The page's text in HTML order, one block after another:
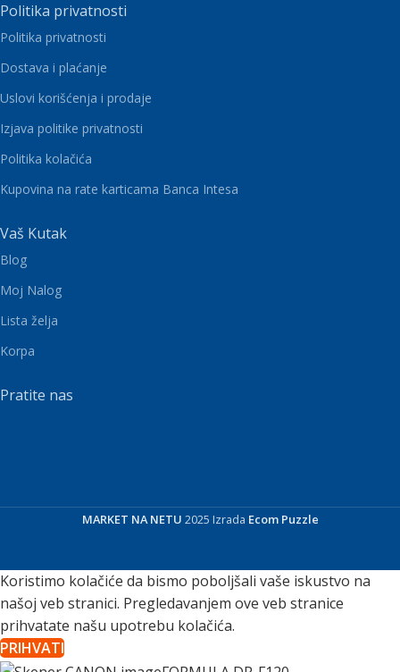
Politika privatnosti
Politika privatnosti
Dostava i plaćanje
Uslovi korišćenja i prodaje
Izjava politike privatnosti
Politika kolačića
Kupovina na rate karticama Banca Intesa
Vaš Kutak
Blog
Moj Nalog
Lista želja
Korpa
Pratite nas
MARKET NA NETU 2025 Izrada Ecom Puzzle
Koristimo kolačiće da bismo poboljšali vaše iskustvo na
našoj veb stranici. Pregledavanjem ove veb stranice
prihvatate našu upotrebu kolačića.
PRIHVATI